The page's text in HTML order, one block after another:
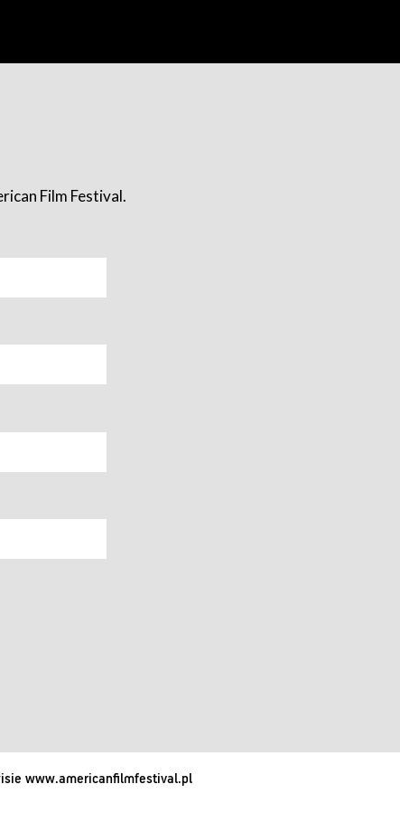
Film Festival.
www.americanfilmfestival.pl